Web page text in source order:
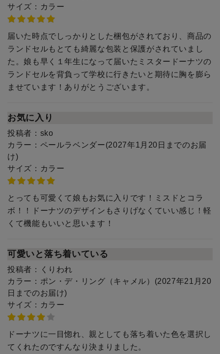
サイズ： カラー
届いた時点でしっかりとした梱包がされており、商品の
ランドセルもとても綺麗な包装と保護がされていまし
た。娘も早く１年生になって届いたミスタードーナツの
ランドセルを背負って学校に行きたいと期待に胸を膨ら
ませています！ありがとうございます。
お気に入り
投稿者： sko
カラー： ペールラベンダー(2027年1月20日までのお届
け)
サイズ： カラー
とっても可愛くて娘もお気に入りです！ミスドとコラ
ボ！！ドーナツのデザインもさりげなくていい感じ！軽
くて機能もいいと思います！
可愛いと落ち着いている
投稿者：
くりわれ
カラー： ポン・デ・リング（キャメル）(2027年21月20
日までのお届け)
サイズ： カラー
ドーナツに一目惚れ、親としても落ち着いた色を選択し
てくれたのですんなり決まりました。